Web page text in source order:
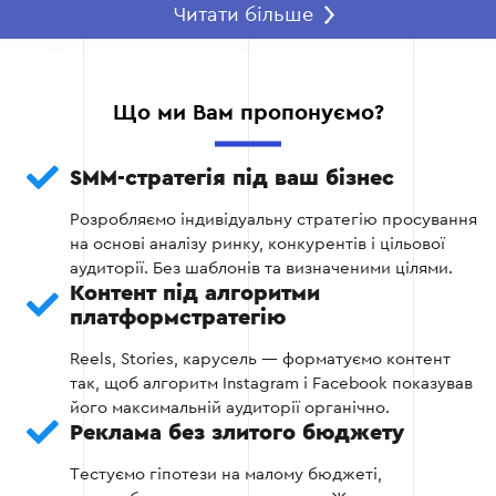
Етап 2 — Дослідження
обґрунтовані реальними даними.
Аналізуємо вашу нішу та конкурентів,
приносять залученість, а яка реклама дає
найкращий ROI у вашій галузі.
Детально вивчаємо поведінку цільової
аудиторії: коли вона найбільш активна, які
з контентом.
Збираємо дані щодо трендів платформ
(Reels, Stories, TikTok-формати), щоб ваш
контент потрапляв в алгоритми, а не
Читати більше
Що ми Вам пропонуємо?
SMM-стратегія під ваш бізнес
Розробляємо індивідуальну стратегію просування
на основі аналізу ринку, конкурентів і цільової
аудиторії. Без шаблонів та визначеними цілями.
Контент під алгоритми
платформстратегію
Reels, Stories, карусель — форматуємо контент
так, щоб алгоритм Instagram і Facebook показував
його максимальній аудиторії органічно.
Реклама без злитого бюджету
Тестуємо гіпотези на малому бюджеті,